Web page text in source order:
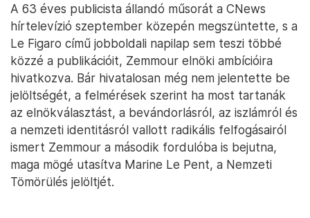
A 63 éves publicista állandó műsorát a CNews
hírtelevízió szeptember közepén megszüntette, s a
Le Figaro című jobboldali napilap sem teszi többé
közzé a publikációit, Zemmour elnöki ambícióira
hivatkozva. Bár hivatalosan még nem jelentette be
jelöltségét, a felmérések szerint ha most tartanák
az elnökválasztást, a bevándorlásról, az iszlámról és
a nemzeti identitásról vallott radikális felfogásairól
ismert Zemmour a második fordulóba is bejutna,
maga mögé utasítva Marine Le Pent, a Nemzeti
Tömörülés jelöltjét.